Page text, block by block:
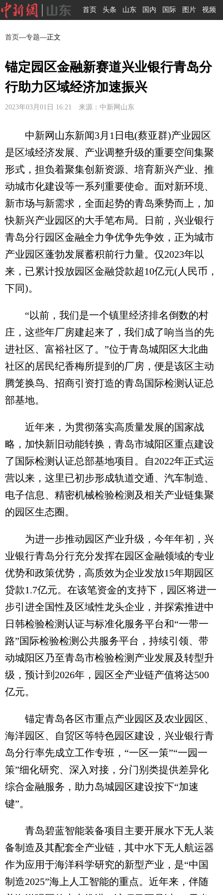
首页 头条 山东 国内 国际 图片 视频
首页—专题—正文
锚定园区金融新赛道兴业银行青岛分
行助力区域经济加速振兴
2023年03月01日 16:21 来源：中新网山东
中新网山东新闻3月1日电(蔡亚群)产业园区
是区域经济发展、产业调整升级的重要空间集聚
形式，担负着聚集创新资源、培育新兴产业、推
动城市化建设等一系列重要使命。面对新环境、
新市场与新需求，全面起势的青岛乘势而上，加
快新兴产业园区的大手笔布局。日前，兴业银行
青岛分行园区金融全力争优争先争效，正为城市
产业园区蓬勃发展蓄积前行力量。仅2023年以
来，已累计投放园区金融贷款超10亿元(人民币，
下同)。
“以前，我们是一个镇里经济排名倒数的村
庄，这些年厂房建起来了，我们成了响当当的先
进社区、富裕社区了。”位于青岛城阳区大北曲
社区的居民纪香梅所提到的厂房，便是该区主动
腾笼换鸟、招商引资打造的青岛国际检测认证总
部基地。
近年来，为贯彻落实高质量发展的国家战
略，加快新旧动能转换，青岛市城阳区重点建设
了国际检测认证总部基地项目。自2022年正式运
营以来，这里已初步形成轨道交通、汽车制造、
电子信息、精密机械检验检测及相关产业链集聚
的园区生态圈。
为进一步推动园区产业升级，今年年初，兴
业银行青岛分行充分发挥在园区金融领域的专业
优势和政策优势，高质效为企业发放15年期园区
贷款1.7亿元。在该笔资金的支持下，园区将进一
步引进全国性及区域性龙头企业，并探索推进中
日韩检验检测认证与标准化服务平台和“一带一
路”国际检验检测公共服务平台，持续引领、带
动城阳区乃至青岛市检验检测产业发展及转型升
级，预计到2026年，园区全产业链产值将达500
亿元。
锚定青岛各区市重点产业园区及农业园区、
海洋园区、自贸区等特色园区建设，兴业银行青
岛分行率先成立工作专班，“一区一策”“一园一
策”细化研究、深入对接，分门别类提供差异化
综合金融服务，助力岛城园区建设按下“加速
键”。
青岛碧蓝智能装备项目主要开展水下无人装
备制造及其配套全产业链，其中水下无人航运器
作为应用于海洋科学研究的新型产业，是“中国
制造2025”海上人工智能的重点。近年来，伴随